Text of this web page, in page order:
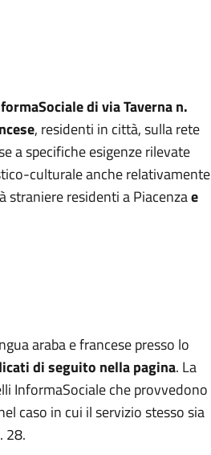
di via Taverna n.
, residenti in città, sulla rete
a specifiche esigenze rilevate
culturale anche relativamente
residenti a Piacenzae
araba e francese presso lo
di seguito nella pagina. La
InformaSociale che provvedono
caso in cui il servizio stesso sia
28.